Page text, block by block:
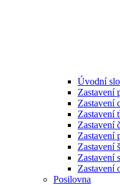
Úvodní
Zastavení
Zastavení
Zastavení
Zastavení
Zastavení
Zastavení
Zastavení
Zastavení
Posilovna